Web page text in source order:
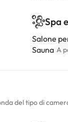
Spa
Salone
Sauna A
del tipo di